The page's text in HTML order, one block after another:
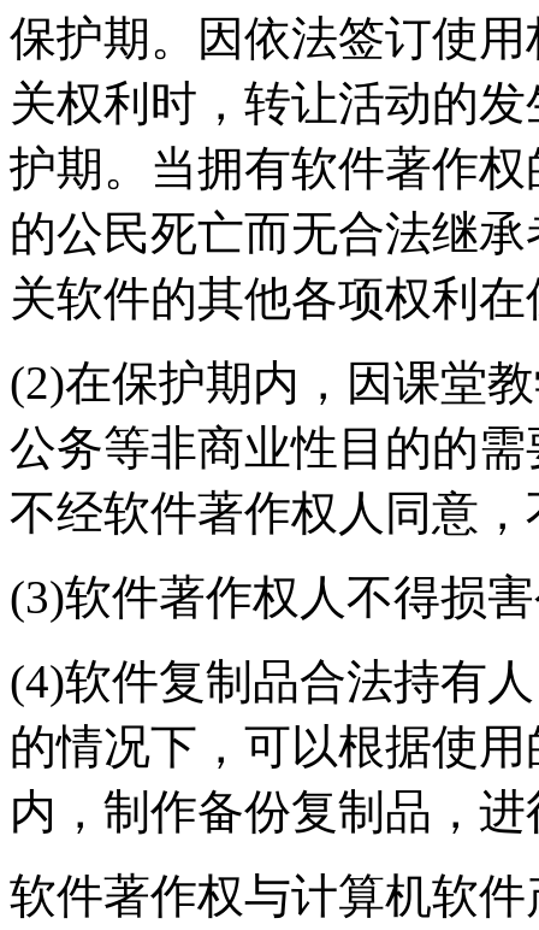
保护期。因依法签订使
关权利时，转让活动的
护期。当拥有软件著作
的公民死亡而无合法继
关软件的其他各项权利
(2)在保护期内，因课堂
公务等非商业性目的的
不经软件著作权人同意
(3)软件著作权人不得损
(4)软件复制品合法持有
的情况下，可以根据使
内，制作备份复制品，
软件著作权与计算机软